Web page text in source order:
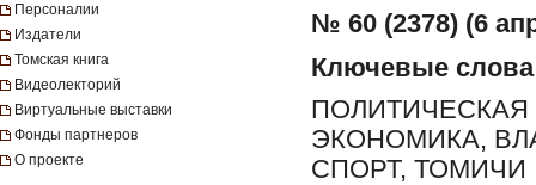
Персоналии
Издатели
Томская книга
Видеолекторий
Виртуальные выставки
Фонды партнеров
О проекте
№ 60 (2378) (6
Ключевые слова
ЭКОНОМИКА,
СПОРТ, ТОМИЧИ